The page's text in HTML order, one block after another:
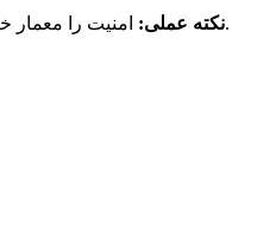
نکته عملی:امنیت را معمار خاموش ارتباطات در نظر بگیرید. وقتی به درستی متعادل شود، فراتر از حفاظت است و پایه‌ای است که تجربه‌های دیجیتال قابل گسترش و قابل اعتماد روی آن شکل می‌گیرند.